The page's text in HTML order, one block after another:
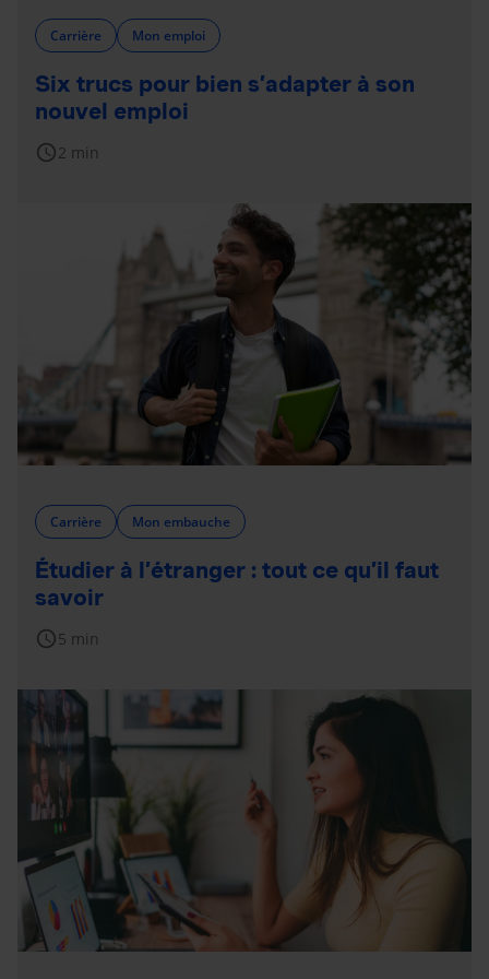
Carrière Mon emploi
Six trucs pour bien s’adapter à son
nouvel emploi
schedule2 min
Carrière Mon embauche
Étudier à l’étranger : tout ce qu’il faut
savoir
schedule5 min